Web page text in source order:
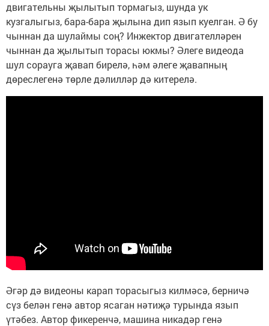
двигательны җылытып тормагыз, шунда ук
кузгалыгыз, бара-бара җылына дип язып куелган. Ә бу
чыннан да шулаймы соң? Инжектор двигателләрен
чыннан да җылытып торасы юкмы? Әлеге видеода
шул сорауга җавап бирелә, һәм әлеге җавапның
дөреслегенә төрле дәлилләр дә китерелә.
Әгәр дә видеоны карап торасыгыз килмәсә, берничә
сүз белән генә автор ясаган нәтиҗә турында язып
үтәбез. Автор фикеренчә, машина никадәр генә